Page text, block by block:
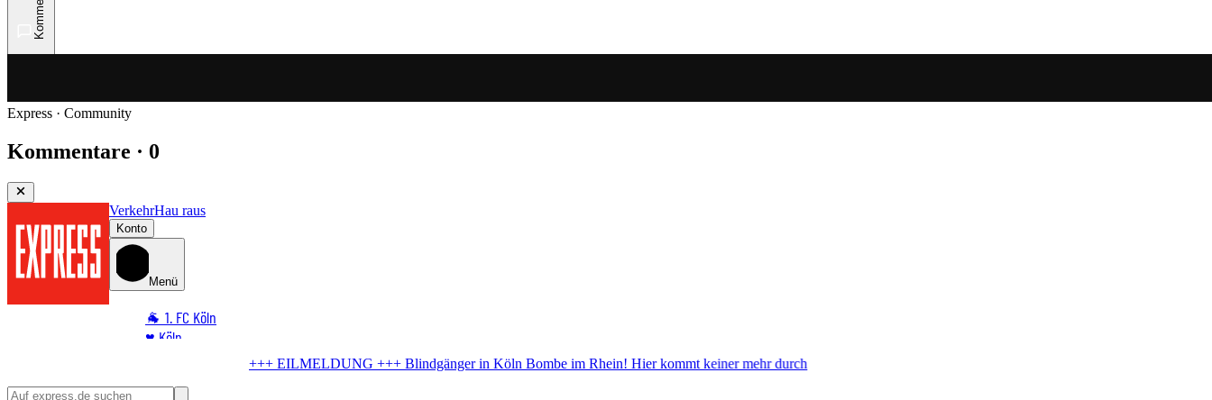
Express · Community
Kommentare · 0
VerkehrHau raus
Konto
Menü
🐐 1. FC Köln
♥️ Köln
🏆 Sport
Bombe im Rhein! Hier kommt keiner mehr durch